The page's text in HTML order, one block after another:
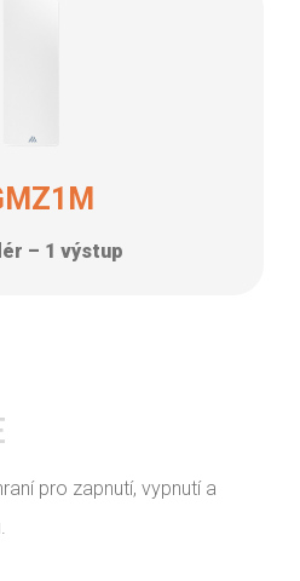
– 1 výstup
pro zapnutí, vypnutí a